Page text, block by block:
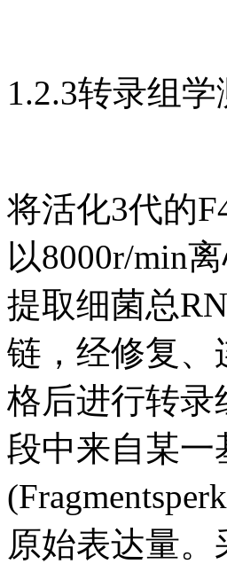
1.2.3转录组学
将活化3代的
以8000r/min
提取细菌总
链，经修复、
格后进行转录
段中来自某一
原始表达量。